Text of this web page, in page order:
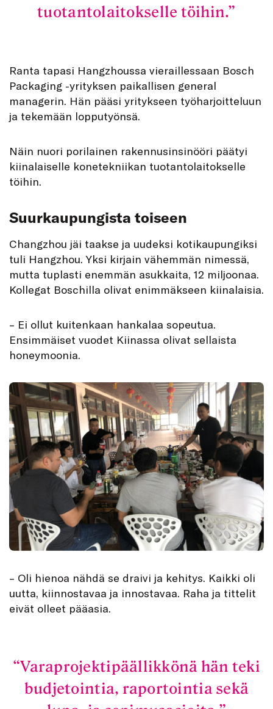
tuotantolaitokselle töihin.
Ranta tapasi Hangzhoussa vieraillessaan Bosch
Packaging -yrityksen paikallisen general
managerin. Hän pääsi yritykseen työharjoitteluun
ja tekemään lopputyönsä.
Näin nuori porilainen rakennusinsinööri päätyi
kiinalaiselle konetekniikan tuotantolaitokselle
töihin.
Suurkaupungista toiseen
Changzhou jäi taakse ja uudeksi kotikaupungiksi
tuli Hangzhou. Yksi kirjain vähemmän nimessä,
mutta tuplasti enemmän asukkaita, 12 miljoonaa.
Kollegat Boschilla olivat enimmäkseen kiinalaisia.
– Ei ollut kuitenkaan hankalaa sopeutua.
Ensimmäiset vuodet Kiinassa olivat sellaista
honeymoonia.
– Oli hienoa nähdä se draivi ja kehitys. Kaikki oli
uutta, kiinnostavaa ja innostavaa. Raha ja tittelit
eivät olleet pääasia.
Varaprojektipäällikkönä hän teki
budjetointia, raportointia sekä